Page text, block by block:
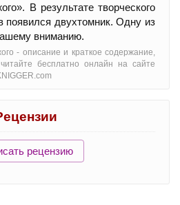
В результате творческого
появился двухтомник. Одну из
вниманию.
- oписание и краткое содержание,
бесплатно онлайн на сайте
рецензию